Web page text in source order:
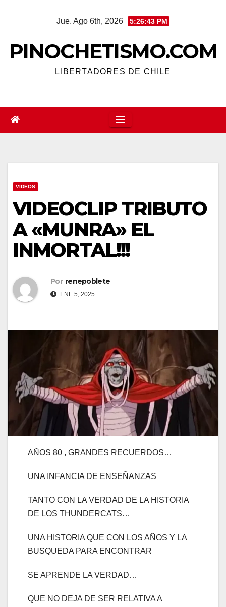
Jue. Ago 6th, 2026 5:26:45 PM
PINOCHETISMO.COM
LIBERTADORES DE CHILE
VIDEOS
VIDEOCLIP TRIBUTO
A «MUNRA» EL
INMORTAL!!!
Por renepoblete
ENE 5, 2025
AÑOS 80 , GRANDES RECUERDOS…
UNA INFANCIA DE ENSEÑANZAS
TANTO CON LA VERDAD DE LA HISTORIA
DE LOS THUNDERCATS…
UNA HISTORIA QUE CON LOS AÑOS Y LA
BUSQUEDA PARA ENCONTRAR
SE APRENDE LA VERDAD…
QUE NO DEJA DE SER RELATIVA A